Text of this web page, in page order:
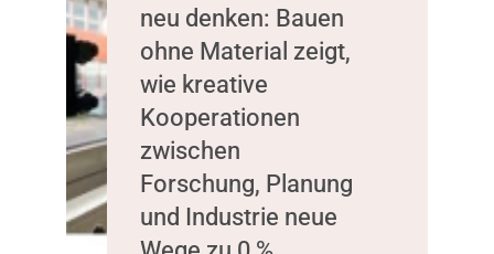
neu denken: Bauen
ohne Material zeigt,
wie kreative
Kooperationen
zwischen
Forschung, Planung
und Industrie neue